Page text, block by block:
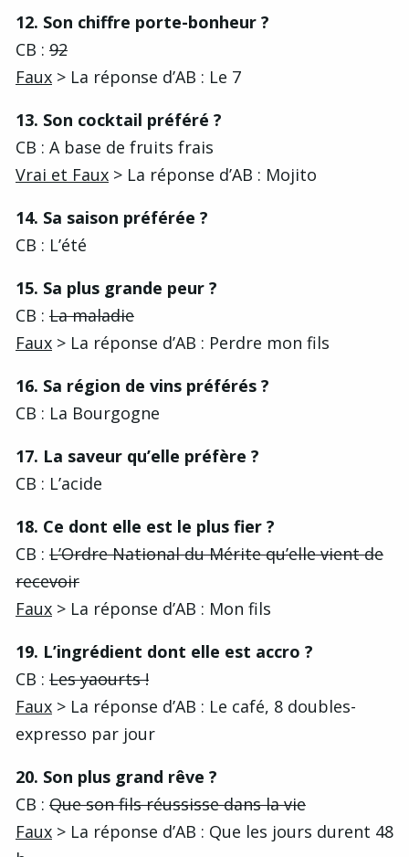
12. Son chiffre porte-bonheur ?
CB : 92
Faux > La réponse d’AB : Le 7
13. Son cocktail préféré ?
CB : A base de fruits frais
Vrai et Faux > La réponse d’AB : Mojito
14. Sa saison préférée ?
CB : L’été
15. Sa plus grande peur ?
CB : La maladie
Faux > La réponse d’AB : Perdre mon fils
16. Sa région de vins préférés ?
CB : La Bourgogne
17. La saveur qu’elle préfère ?
CB : L’acide
18. Ce dont elle est le plus fier ?
CB : L’Ordre National du Mérite qu’elle vient de
recevoir
Faux > La réponse d’AB : Mon fils
19. L’ingrédient dont elle est accro ?
CB : Les yaourts !
Faux > La réponse d’AB : Le café, 8 doubles-
expresso par jour
20. Son plus grand rêve ?
CB : Que son fils réussisse dans la vie
Faux > La réponse d’AB : Que les jours durent 48